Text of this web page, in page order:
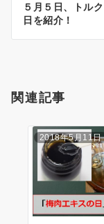
ゲ
ー
ン
５月５日、トル
日を紹介！
関連記事
2018年5月11日